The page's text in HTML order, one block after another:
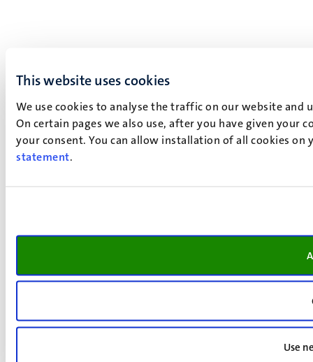
This website uses cookies
We use cookies to analyse the traffic on our website
On certain pages we also use, after you have given your
your consent. You can allow installation of all cookies
statement.
Use